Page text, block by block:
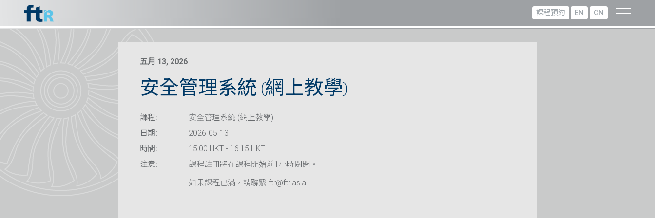
課程預約 EN CN
五月 13, 2026
安全管理系統 (網上教學)
課程:
安全管理系統 (網上教學)
日期:
2026-05-13
時間:
15:00 HKT - 16:15 HKT
注意:
課程註冊將在課程開始前1小時關閉。
如果課程已滿，請聯繫 ftr@ftr.asia